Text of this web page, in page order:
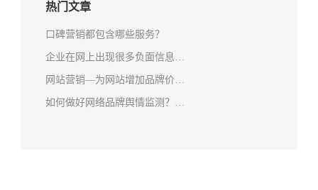
热门文章
口碑营销都包含哪些服务？
企业在网上出现很多负面信息…
网站营销—为网站增加品牌价…
如何做好网络品牌舆情监测？…